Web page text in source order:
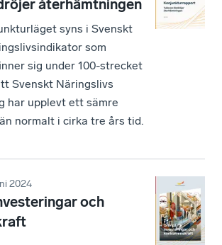
återhämtningen
syns i Svenskt
som
sig under 100-strecket
Svenskt Näringslivs
har upplevt ett sämre
normalt i cirka tre års tid.
2024
och